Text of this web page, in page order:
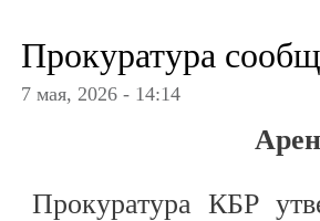
Прокуратура
7 мая, 2026 - 14:14
Прокуратура КБР